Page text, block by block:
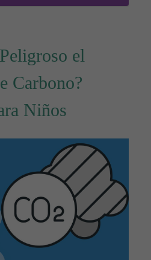
el
Carbono?
Niños